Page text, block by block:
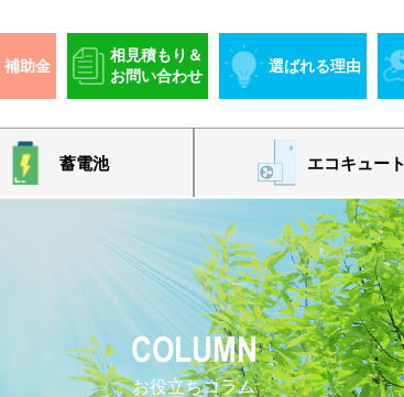
補助金
相見積もり＆
お問い合わせ
選ばれる理由
蓄電池 エコキュート
COLUMN
お役立ちコラム